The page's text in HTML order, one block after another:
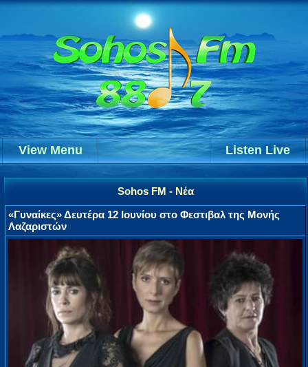
Listen Live
View Menu
Sohos FM - Νέα
«Γυναίκες» Δευτέρα 12 Ιουνίου στο Φεστιβαλ της Μονής
Λαζαριστών